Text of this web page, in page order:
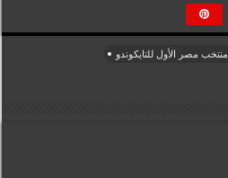
منتخب مصر الأول للتايكوندو